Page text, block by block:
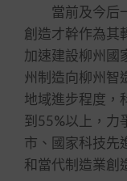
當前及今后一
創造才幹作為其
加速建設柳州國
州制造向柳州智
地域進步程度，
到55%以上，力
市、國家科技先
和當代制造業創